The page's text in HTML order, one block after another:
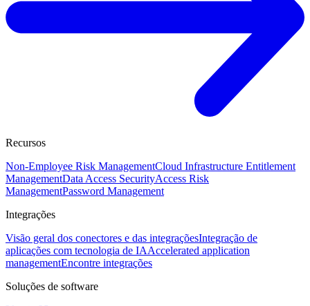
Recursos
Non-Employee Risk ManagementCloud Infrastructure Entitlement
ManagementData Access SecurityAccess Risk
ManagementPassword Management
Integrações
Visão geral dos conectores e das integraçõesIntegração de
aplicações com tecnologia de IAAccelerated application
managementEncontre integrações
Soluções de software